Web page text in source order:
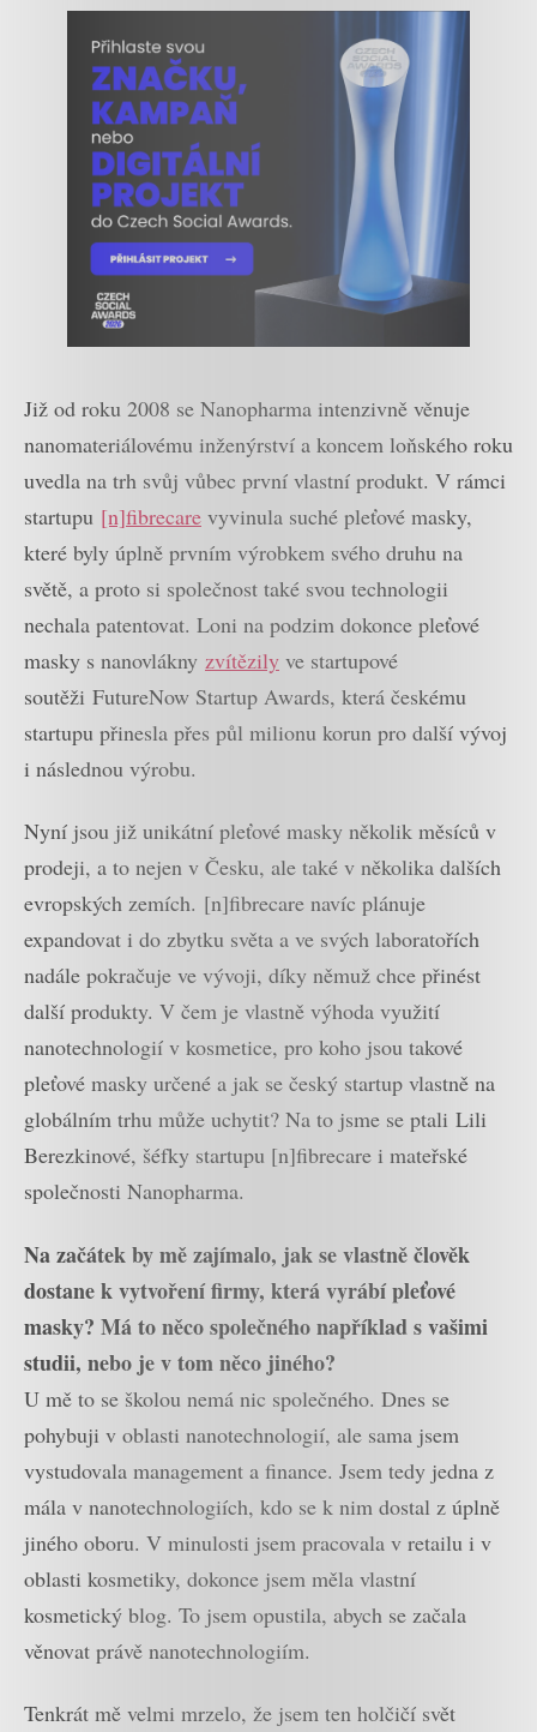
Již od roku 2008 se Nanopharma intenzivně věnuje
nanomateriálovému inženýrství a koncem loňského roku
uvedla na trh svůj vůbec první vlastní produkt. V rámci
startupu [n]fibrecare vyvinula suché pleťové masky,
které byly úplně prvním výrobkem svého druhu na
světě, a proto si společnost také svou technologii
nechala patentovat. Loni na podzim dokonce pleťové
masky s nanovlákny zvítězily ve startupové
soutěži FutureNow Startup Awards, která českému
startupu přinesla přes půl milionu korun pro další vývoj
i následnou výrobu.
Nyní jsou již unikátní pleťové masky několik měsíců v
prodeji, a to nejen v Česku, ale také v několika dalších
evropských zemích. [n]fibrecare navíc plánuje
expandovat i do zbytku světa a ve svých laboratořích
nadále pokračuje ve vývoji, díky němuž chce přinést
další produkty. V čem je vlastně výhoda využití
nanotechnologií v kosmetice, pro koho jsou takové
pleťové masky určené a jak se český startup vlastně na
globálním trhu může uchytit? Na to jsme se ptali Lili
Berezkinové, šéfky startupu [n]fibrecare i mateřské
společnosti Nanopharma.
Na začátek by mě zajímalo, jak se vlastně člověk
dostane k vytvoření firmy, která vyrábí pleťové
masky? Má to něco společného například s vašimi
studii, nebo je v tom něco jiného?
U mě to se školou nemá nic společného. Dnes se
pohybuji v oblasti nanotechnologií, ale sama jsem
vystudovala management a finance. Jsem tedy jedna z
mála v nanotechnologiích, kdo se k nim dostal z úplně
jiného oboru. V minulosti jsem pracovala v retailu i v
oblasti kosmetiky, dokonce jsem měla vlastní
kosmetický blog. To jsem opustila, abych se začala
věnovat právě nanotechnologiím.
Tenkrát mě velmi mrzelo, že jsem ten holčičí svět